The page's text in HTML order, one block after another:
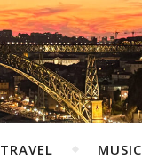
TRAVEL MUSIC